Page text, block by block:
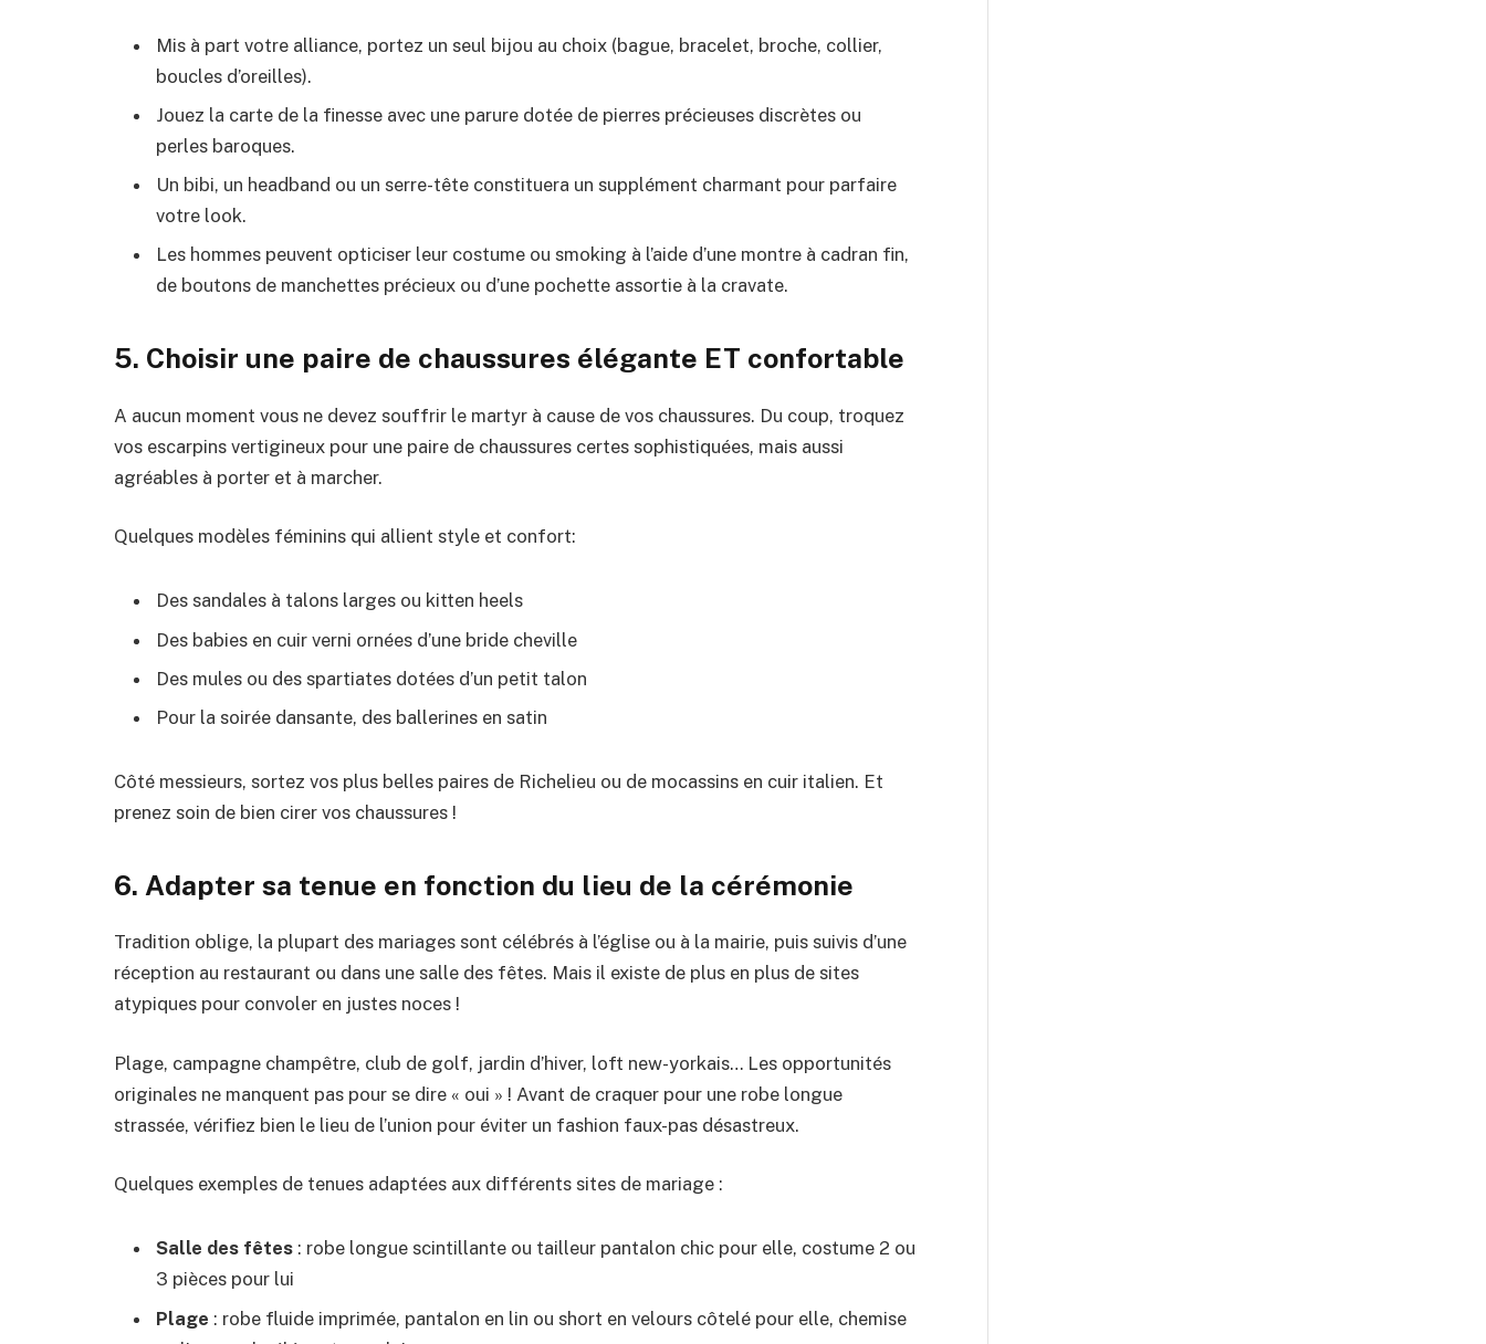
Mis à part votre alliance, portez un seul bijou au choix (bague, bracelet, broche, collier,
boucles d’oreilles).
Jouez la carte de la finesse avec une parure dotée de pierres précieuses discrètes ou
perles baroques.
Un bibi, un headband ou un serre-tête constituera un supplément charmant pour parfaire
votre look.
Les hommes peuvent opticiser leur costume ou smoking à l’aide d’une montre à cadran fin,
de boutons de manchettes précieux ou d’une pochette assortie à la cravate.
5. Choisir une paire de chaussures élégante ET confortable
A aucun moment vous ne devez souffrir le martyr à cause de vos chaussures. Du coup, troquez
vos escarpins vertigineux pour une paire de chaussures certes sophistiquées, mais aussi
agréables à porter et à marcher.
Quelques modèles féminins qui allient style et confort:
Des sandales à talons larges ou kitten heels
Des babies en cuir verni ornées d’une bride cheville
Des mules ou des spartiates dotées d’un petit talon
Pour la soirée dansante, des ballerines en satin
Côté messieurs, sortez vos plus belles paires de Richelieu ou de mocassins en cuir italien. Et
prenez soin de bien cirer vos chaussures !
6. Adapter sa tenue en fonction du lieu de la cérémonie
Tradition oblige, la plupart des mariages sont célébrés à l’église ou à la mairie, puis suivis d’une
réception au restaurant ou dans une salle des fêtes. Mais il existe de plus en plus de sites
atypiques pour convoler en justes noces !
Plage, campagne champêtre, club de golf, jardin d’hiver, loft new-yorkais… Les opportunités
originales ne manquent pas pour se dire « oui » ! Avant de craquer pour une robe longue
strassée, vérifiez bien le lieu de l’union pour éviter un fashion faux-pas désastreux.
Quelques exemples de tenues adaptées aux différents sites de mariage :
Salle des fêtes : robe longue scintillante ou tailleur pantalon chic pour elle, costume 2 ou
3 pièces pour lui
Plage : robe fluide imprimée, pantalon en lin ou short en velours côtelé pour elle, chemise